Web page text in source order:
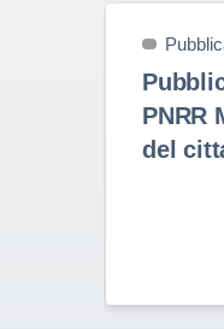
PNRR
del